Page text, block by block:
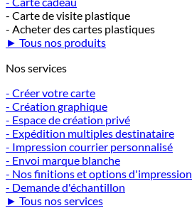
- Carte de visite plastique
- Acheter des cartes plastiques
► Tous nos produits
Nos services
- Créer votre carte
- Création graphique
- Espace de création privé
- Expédition multiples destinataire
- Impression courrier personnalisé
- Envoi marque blanche
- Nos finitions et options d'impression
- Demande d'échantillon
► Tous nos services